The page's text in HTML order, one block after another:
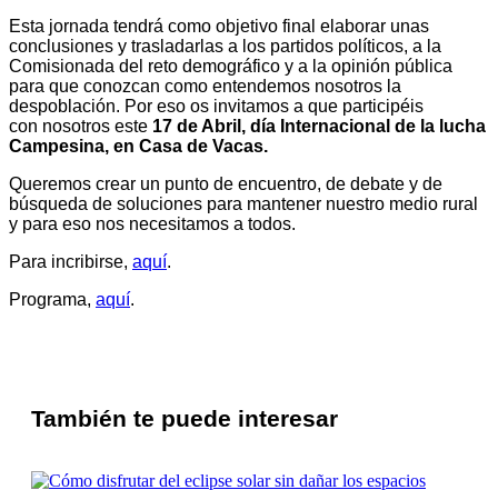
Esta jornada tendrá como objetivo final elaborar unas
conclusiones y trasladarlas a los partidos políticos, a la
Comisionada del reto demográfico y a la opinión pública
para que conozcan como entendemos nosotros la
despoblación. Por eso os invitamos a que participéis
con nosotros este 17 de Abril, día Internacional de la lucha
Campesina, en Casa de Vacas.
Queremos crear un punto de encuentro, de debate y de
búsqueda de soluciones para mantener nuestro medio rural
y para eso nos necesitamos a todos.
Para incribirse, aquí.
Programa, aquí.
También te puede interesar